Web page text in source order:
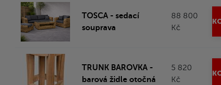
TOSCA - sedací
souprava
88 800
Kč
TRUNK BAROVKA -
barová židle otočná
5 820
Kč